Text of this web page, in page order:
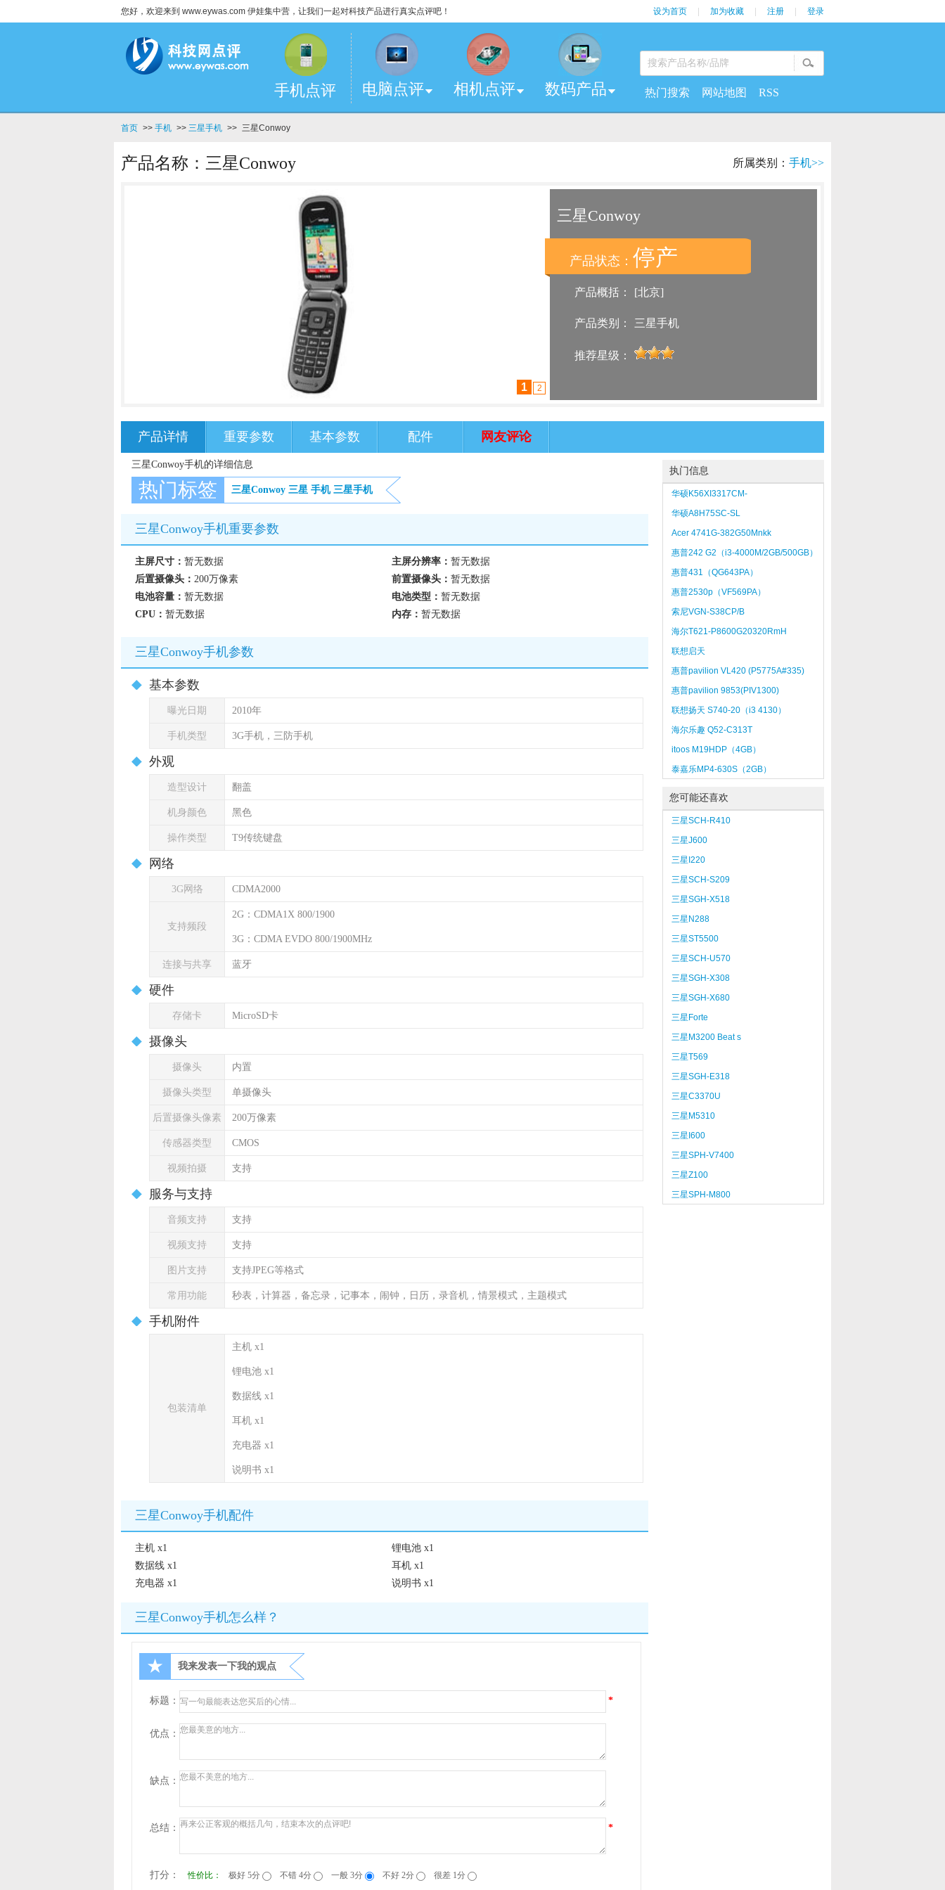
您好，欢迎来到 www.eywas.com 伊娃集中营，让我们一起对科技产品进行真实点评吧！ 设为首页 加为收藏 注册 登录
手机点评 电脑点评 相机点评 数码产品 热门搜索 网站地图 RSS
首页 >> 手机 >> 三星手机 >> 三星Conwoy
产品名称：三星Conwoy 所属类别： 手机>>
1 2
三星Conwoy
产品状态： 停产
产品概括： [北京]
产品类别： 三星手机
推荐星级：
产品详情 重要参数 基本参数 配件 网友评论
三星Conwoy手机的详细信息
热门标签 三星Conwoy 三星 手机 三星手机
三星Conwoy手机重要参数
主屏尺寸： 暂无数据 主屏分辨率： 暂无数据
后置摄像头： 200万像素 前置摄像头： 暂无数据
电池容量： 暂无数据 电池类型： 暂无数据
CPU： 暂无数据 内存： 暂无数据
三星Conwoy手机参数
基本参数
曝光日期 2010年
手机类型 3G手机，三防手机
外观
造型设计 翻盖
机身颜色 黑色
操作类型 T9传统键盘
网络
3G网络 CDMA2000
支持频段
2G：CDMA1X 800/1900
3G：CDMA EVDO 800/1900MHz
连接与共享 蓝牙
硬件
存储卡 MicroSD卡
摄像头
摄像头 内置
摄像头类型 单摄像头
后置摄像头像素 200万像素
传感器类型 CMOS
视频拍摄 支持
服务与支持
音频支持 支持
视频支持 支持
图片支持 支持JPEG等格式
常用功能 秒表，计算器，备忘录，记事本，闹钟，日历，录音机，情景模式，主题模式
手机附件
包装清单
主机 x1
锂电池 x1
数据线 x1
耳机 x1
充电器 x1
说明书 x1
三星Conwoy手机配件
主机 x1
锂电池 x1
数据线 x1
耳机 x1
充电器 x1
说明书 x1
三星Conwoy手机怎么样？
★ 我来发表一下我的观点
标题： *
优点：
缺点：
总结： *
打分： 性价比： 极好 5分 不错 4分 一般 3分 不好 2分 很差 1分
执门信息
华硕K56XI3317CM-
SL（2GB/500GB）
华硕A8H75SC-SL
Acer 4741G-382G50Mnkk
惠普242 G2（i3-4000M/2GB/500GB）
惠普431（QG643PA）
惠普2530p（VF569PA）
索尼VGN-S38CP/B
海尔T621-P8600G20320RmH
联想启天
M7300（G630/2GB/500GB）
惠普pavilion VL420 (P5775A#335)
惠普pavilion 9853(PIV1300)
联想扬天 S740-20（i3 4130）
海尔乐趣 Q52-C313T
itoos M19HDP（4GB）
泰嘉乐MP4-630S（2GB）
您可能还喜欢
三星SCH-R410
三星J600
三星I220
三星SCH-S209
三星SGH-X518
三星N288
三星ST5500
三星SCH-U570
三星SGH-X308
三星SGH-X680
三星Forte
三星M3200 Beat s
三星T569
三星SGH-E318
三星C3370U
三星M5310
三星I600
三星SPH-V7400
三星Z100
三星SPH-M800